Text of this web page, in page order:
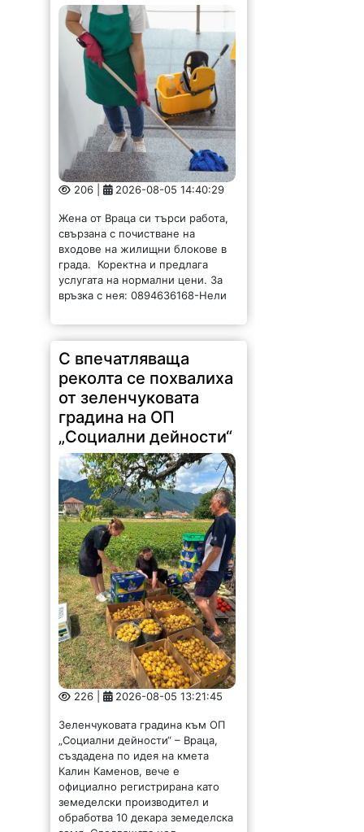
206 | 2026-08-05 14:40:29
Жена от Враца си търси работа,
свързана с почистване на
входове на жилищни блокове в
града. Коректна и предлага
услугата на нормални цени. За
връзка с нея: 0894636168-Нели
С впечатляваща
реколта се похвалиха
от зеленчуковата
градина на ОП
„Социални дейности“
226 | 2026-08-05 13:21:45
Зеленчуковата градина към ОП
„Социални дейности“ – Враца,
създадена по идея на кмета
Калин Каменов, вече е
официално регистрирана като
земеделски производител и
обработва 10 декара земеделска